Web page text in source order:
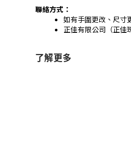
聯絡方式：
如有手圍更改、尺寸
正佳有限公司（正佳
了解更多